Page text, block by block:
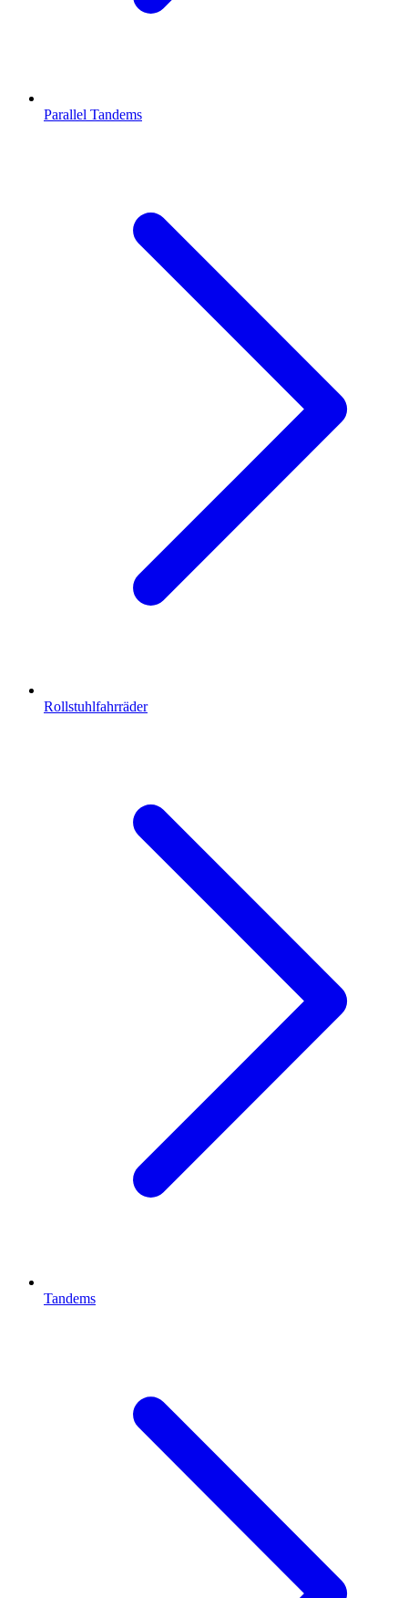
Parallel Tandems
Rollstuhlfahrräder
Tandems